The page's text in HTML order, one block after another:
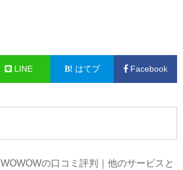
LINE はてブ Facebook
WOWOWの口コミ評判｜他のサービスと